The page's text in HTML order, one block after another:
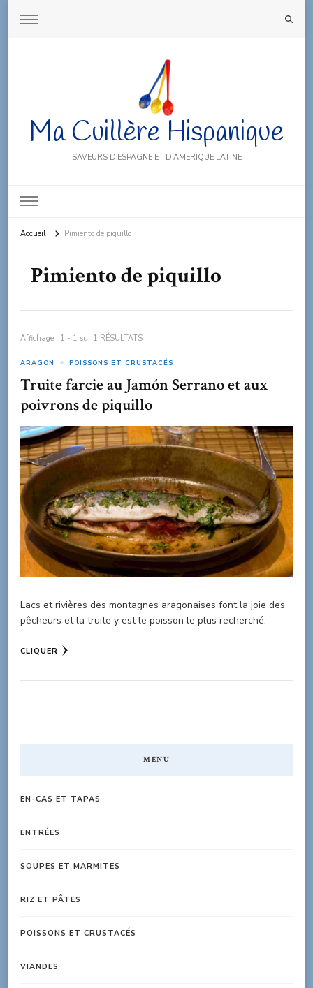
Ma Cuillère Hispanique
SAVEURS D'ESPAGNE ET D'AMERIQUE LATINE
Accueil Pimiento de piquillo
Pimiento de piquillo
Affichage : 1 - 1 sur 1 RÉSULTATS
ARAGON POISSONS ET CRUSTACÉS
Truite farcie au Jamón Serrano et aux
poivrons de piquillo
Lacs et rivières des montagnes aragonaises font la joie des
pêcheurs et la truite y est le poisson le plus recherché.
CLIQUER
MENU
EN-CAS ET TAPAS
ENTRÉES
SOUPES ET MARMITES
RIZ ET PÂTES
POISSONS ET CRUSTACÉS
VIANDES